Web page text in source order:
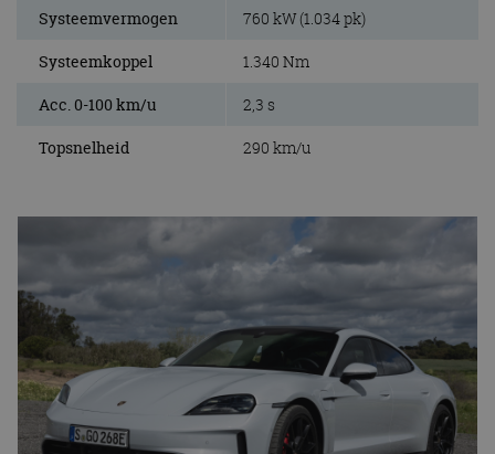
Systeemvermogen 760 kW (1.034 pk)
Systeemkoppel 1.340 Nm
Acc. 0-100 km/u 2,3 s
Topsnelheid 290 km/u